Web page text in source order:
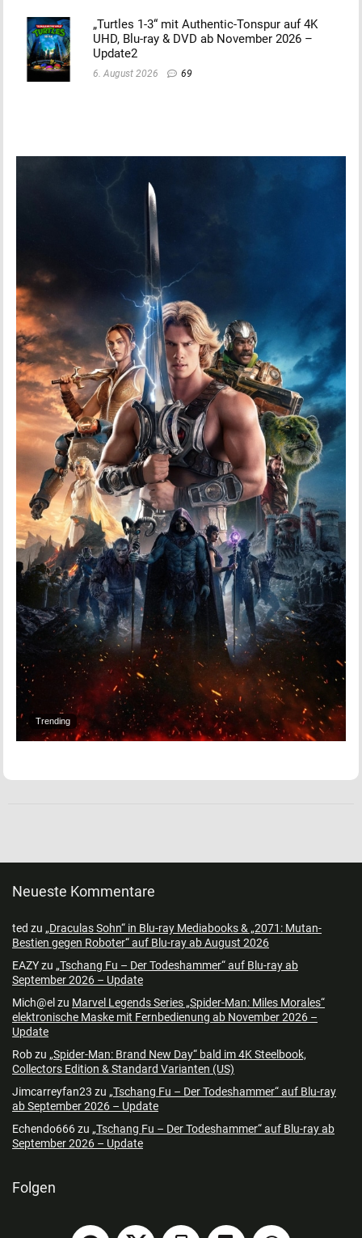
„Turtles 1-3“ mit Authentic-Tonspur auf 4K
UHD, Blu-ray & DVD ab November 2026 –
Update2
6. August 2026 69
Trending
Neueste Kommentare
ted zu „Draculas Sohn“ in Blu-ray Mediabooks & „2071: Mutan-
Bestien gegen Roboter“ auf Blu-ray ab August 2026
EAZYzu „Tschang Fu – Der Todeshammer“ auf Blu-ray ab
September 2026 – Update
Mich@elzu Marvel Legends Series „Spider-Man: Miles Morales“
elektronische Maske mit Fernbedienung ab November 2026 –
Update
Robzu „Spider-Man: Brand New Day“ bald im 4K Steelbook,
Collectors Edition & Standard Varianten (US)
Jimcarreyfan23 zu „Tschang Fu – Der Todeshammer“ auf Blu-ray
ab September 2026 – Update
Echendo666zu „Tschang Fu – Der Todeshammer“ auf Blu-ray ab
September 2026 – Update
Folgen